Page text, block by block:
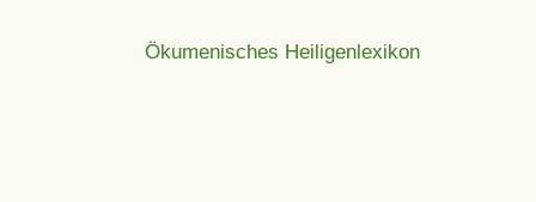
Ökumenisches Heiligenlexikon